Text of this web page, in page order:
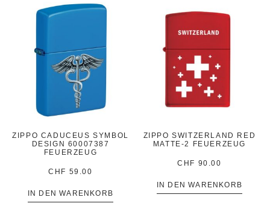
ZIPPO CADUCEUS SYMBOL
DESIGN 60007387
FEUERZEUG
CHF 59.00
IN DEN WARENKORB
ZIPPO SWITZERLAND RED
MATTE-2 FEUERZEUG
CHF 90.00
IN DEN WARENKORB